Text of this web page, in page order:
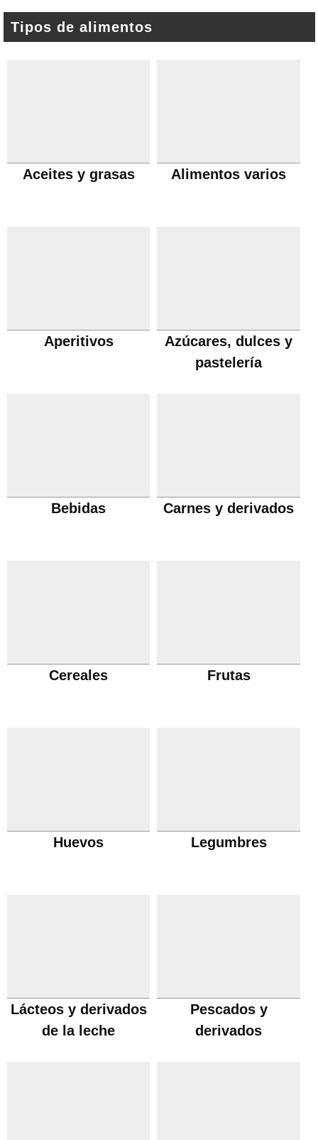
Tipos de alimentos
Aceites y grasas Alimentos varios
Aperitivos
Azúcares, dulces y
pastelería
Bebidas Carnes y derivados
Cereales Frutas
Huevos Legumbres
Lácteos y derivados
de la leche
Pescados y
derivados